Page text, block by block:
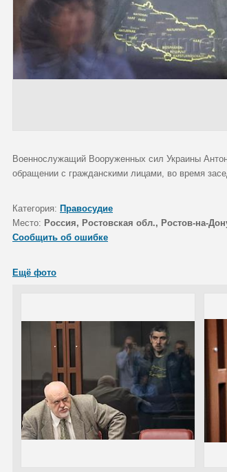
Военнослужащий Вооруженных сил Украины
обращении с гражданскими лицами, во время
Категория: Правосудие
Место: Россия, Ростовская обл., Ростов-на-
Сообщить об ошибке
Ещё фото